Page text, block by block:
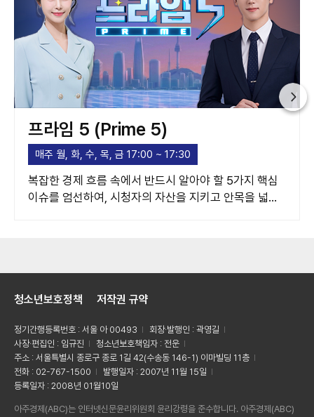
프라임 5 (Prime 5)
매주 월, 화, 수, 목, 금 17:00 ~ 17:30
복잡한 경제 흐름 속에서 반드시 알아야 할 5가지 핵심
이슈를 엄선하여, 시청자의 자산을 지키고 안목을 넓혀
청소년보호정책 저작권 규약
정기간행등록번호 : 서울 아 00493
회장·발행인 : 곽영길
사장·편집인 : 임규진
청소년보호책임자 : 전운
주소 : 서울특별시 종로구 종로 1길 42(수송동 146-1) 이마빌딩 11층
전화 : 02-767-1500
발행일자 : 2007년 11월 15일
등록일자 : 2008년 01월10일
아주경제(ABC)는 인터넷신문윤리위원회 윤리강령을 준수합니다. 아주경제(ABC)